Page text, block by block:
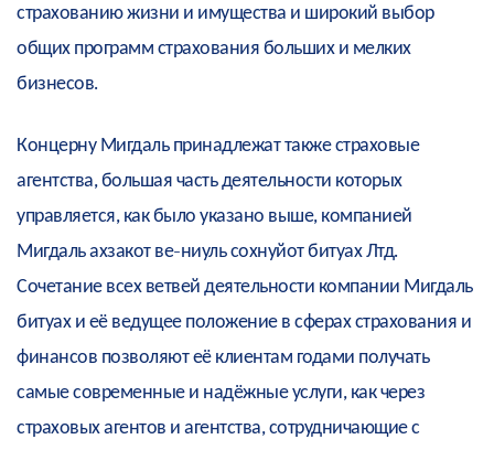
страхованию жизни и имущества и широкий выбор
общих программ страхования больших и мелких
бизнесов.
Концерну Мигдаль принадлежат также страховые
агентства, большая часть деятельности которых
управляется, как было указано выше, компанией
Мигдаль ахзакот ве-ниуль сохнуйот битуах Лтд.
Сочетание всех ветвей деятельности компании Мигдаль
битуах и её ведущее положение в сферах страхования и
финансов позволяют её клиентам годами получать
самые современные и надёжные услуги, как через
страховых агентов и агентства, сотрудничающие с